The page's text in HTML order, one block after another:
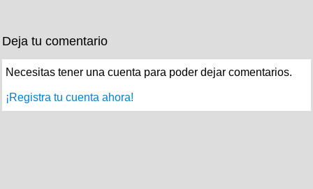
Deja tu comentario
Necesitas tener una cuenta para poder dejar comentarios.
¡Registra tu cuenta ahora!